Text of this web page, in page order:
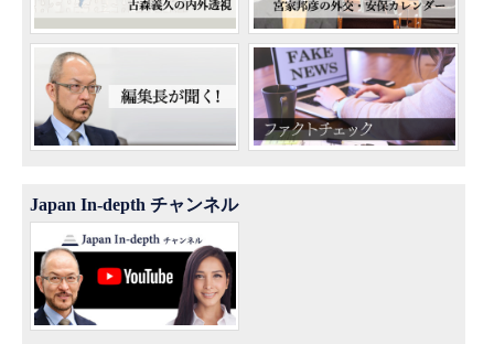
Japan In-depth チャンネル